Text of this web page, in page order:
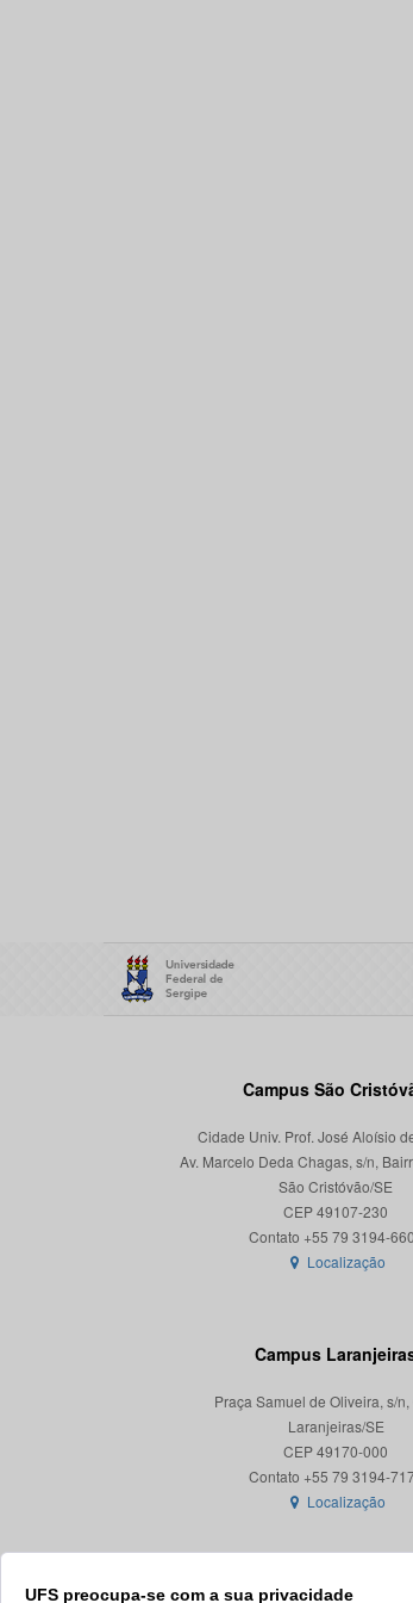
UFS preocupa-se com a sua privacidade
Campus São
Cidade Univ. Prof. José Aloísio
Av. Marcelo Deda Chagas, s/n,
São Cristóvão/SE
CEP 49107-230
Localização
Campus
Praça Samuel de Oliveira, s/n,
Laranjeiras/SE
CEP 49170-000
Localização